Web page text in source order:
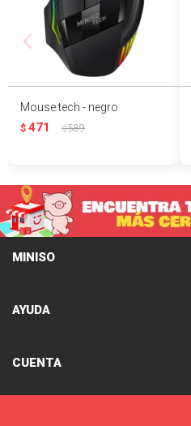
Mouse tech - negro
$ 471 $589
MINISO
AYUDA
CUENTA